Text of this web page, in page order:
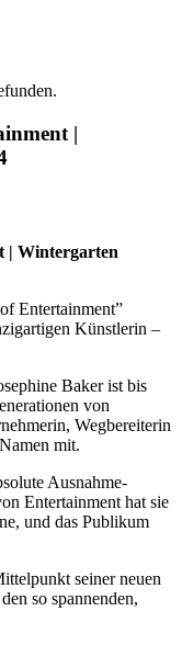
|
| Wintergarten
Entertainment”
Künstlerin –
Baker ist bis
von
Wegbereiterin
mit.
Ausnahme-
Entertainment hat sie
und das Publikum
seiner neuen
so spannenden,